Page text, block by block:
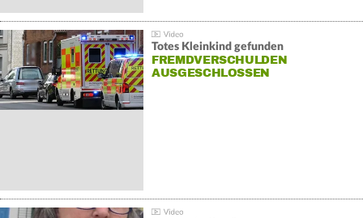
Totes Kleinkind gefunden
FREMDVERSCHULDEN
AUSGESCHLOSSEN